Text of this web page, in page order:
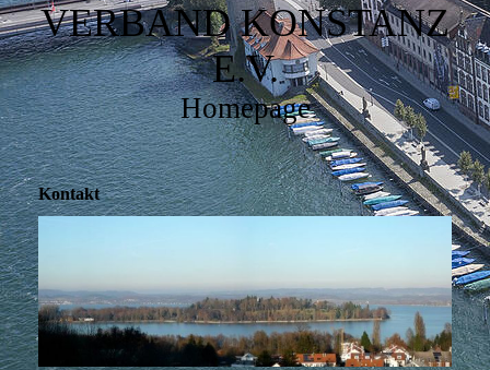
VERBAND KONSTANZ
E.V.
Homepage
Kontakt